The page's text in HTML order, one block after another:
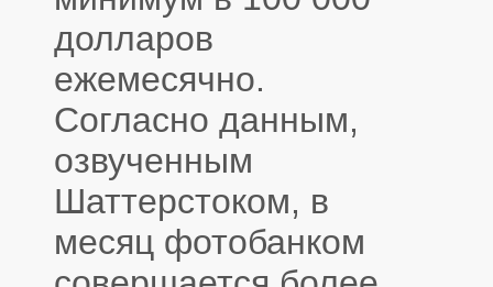
долларов
ежемесячно.
Согласно данным,
озвученным
Шаттерстоком, в
месяц фотобанком